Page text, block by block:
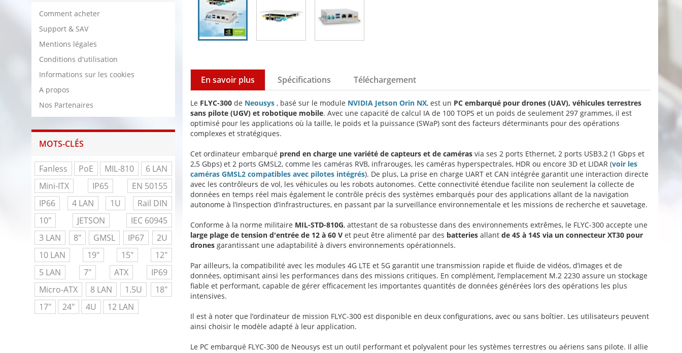
Comment acheter
Support & SAV
Mentions légales
Conditions d'utilisation
Informations sur les cookies
A propos
Nos Partenaires
MOTS-CLÉS
Fanless PoE MIL-810
6 LAN
Mini-ITX
IP65
EN 50155
IP66
4 LAN 1U
Rail DIN
10"
JETSON
IEC 60945
3 LAN
8" GMSL IP67
2U
10 LAN
19" 15"
12"
5 LAN
7" ATX
IP69
Micro-ATX
8 LAN 1.5U
18"
17"
24" 4U 12 LAN
En savoir plus Spécifications Téléchargement
Le FLYC-300de Neousys, basé sur le module NVIDIA Jetson Orin NX, est un PC embarqué pour drones (UAV), véhicules terrestres
sans pilote (UGV) et robotique mobile. Avec une capacité de calcul IA de 100 TOPS et un poids de seulement 297 grammes, il est
optimisé pour les applications où la taille, le poids et la puissance (SWaP) sont des facteurs déterminants pour des opérations
complexes et stratégiques.
Cet ordinateur embarqué prend en charge une variété de capteurs et de camérasvia ses 2 ports Ethernet, 2 ports USB3.2 (1 Gbps et
2,5 Gbps) et 2 ports GMSL2, comme les caméras RVB, infrarouges, les caméras hyperspectrales, HDR ou encore 3D et LIDAR (voir les
caméras GMSL2 compatibles avec pilotes intégrés). De plus, La prise en charge UART et CAN intégrée garantit une interaction directe
avec les contrôleurs de vol, les véhicules ou les robots autonomes. Cette connectivité étendue facilite non seulement la collecte de
données en temps réel mais également le contrôle précis des systèmes embarqués pour des applications allant de la navigation
autonome à l’inspection d’infrastructures, en passant par la surveillance environnementale et les missions de recherche et sauvetage.
Conforme à la norme militaire MIL-STD-810G, attestant de sa robustesse dans des environnements extrêmes, le FLYC-300 accepte une
large plage de tension d'entrée de 12 à 60 Vet peut être alimenté par des batteriesallant de 4S à 14S via un connecteur XT30 pour
dronesgarantissant une adaptabilité à divers environnements opérationnels.
Par ailleurs, la compatibilité avec les modules 4G LTE et 5G garantit une transmission rapide et fluide de vidéos, d’images et de
données, optimisant ainsi les performances dans des missions critiques. En complément, l’emplacement M.2 2230 assure un stockage
fiable et performant, capable de gérer efficacement les importantes quantités de données générées lors des opérations les plus
intensives.
Il est à noter que l’ordinateur de mission FLYC-300 est disponible en deux configurations, avec ou sans boîtier. Les utilisateurs peuvent
ainsi choisir le modèle adapté à leur application.
Le PC embarqué FLYC-300 de Neousys est un outil performant et polyvalent pour les systèmes terrestres ou aériens sans pilote. Il allie